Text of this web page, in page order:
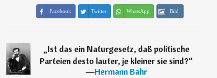
Facebook Twitter WhatsApp Bild
„Ist das ein Naturgesetz, daß politische
Parteien desto lauter, je kleiner sie sind?“
―Hermann Bahr